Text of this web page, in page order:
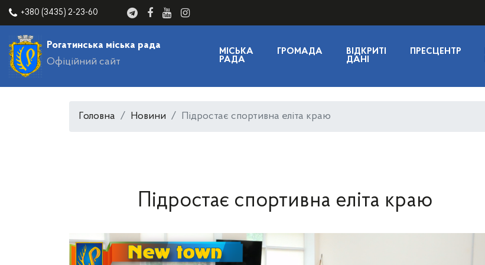
+380 (3435) 2-23-60
Рогатинська міська рада
Офіційний сайт
МІСЬКА
РАДА
ГРОМАДА
ВІДКРИТІ
ДАНІ
ПРЕСЦЕНТР
Головна Новини Підростає спортивна еліта краю
Підростає спортивна еліта краю